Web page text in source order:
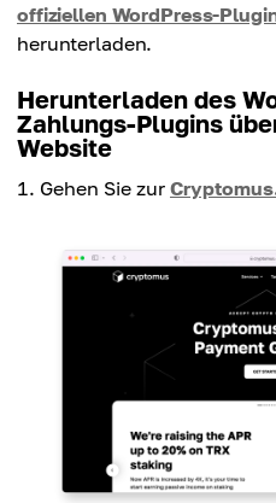
offiziellen WordPress-
herunterladen.
Herunterladen des
Zahlungs-Plugins
Website
Gehen Sie zur